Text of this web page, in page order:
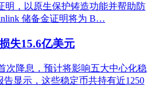
明，以原生保护铸造功能并帮助防
储备金证明将为 B…
失15.6亿美元
次降息，预计将影响五大中心化稳
告显示，这些稳定币共持有近1250